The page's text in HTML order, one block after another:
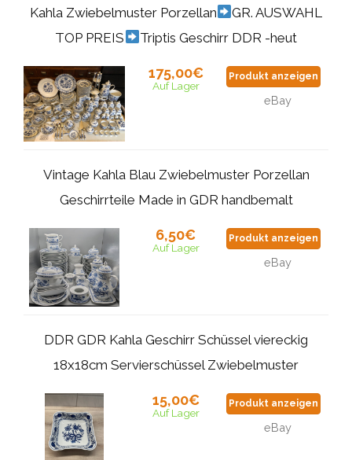
Kahla Zwiebelmuster Porzellan
GR. AUSWAHL
TOP PREIS
Triptis Geschirr DDR -heut
175,00€
Auf Lager
Produkt anzeigen
eBay
Vintage Kahla Blau Zwiebelmuster Porzellan
Geschirrteile Made in GDR handbemalt
6,50€
Auf Lager
Produkt anzeigen
eBay
DDR GDR Kahla Geschirr Schüssel viereckig
18x18cm Servierschüssel Zwiebelmuster
15,00€
Auf Lager
Produkt anzeigen
eBay